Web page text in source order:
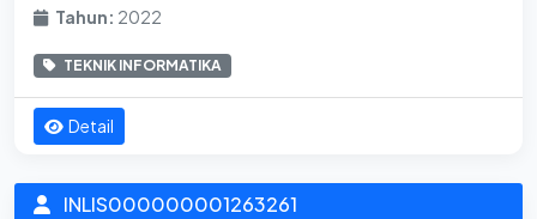
Tahun: 2022
TEKNIK INFORMATIKA
Detail
INLIS000000001263261